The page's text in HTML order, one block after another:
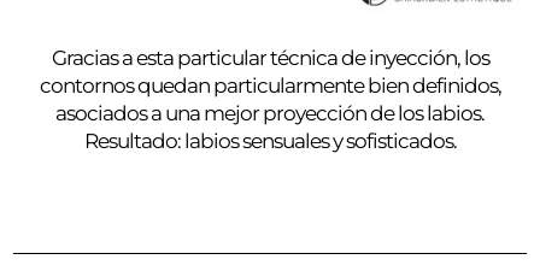
Gracias a esta particular técnica de inyección, los
contornos quedan particularmente bien definidos,
asociados a una mejor proyección de los labios.
Resultado: labios sensuales y sofisticados.